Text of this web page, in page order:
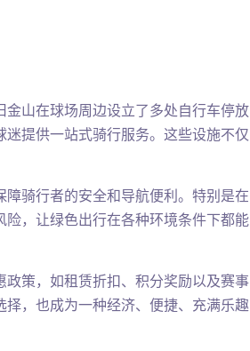
山在球场周边设立了多处自行车停放
提供一站式骑行服务。这些设施不仅
骑行者的安全和导航便利。特别是在
，让绿色出行在各种环境条件下都能
策，如租赁折扣、积分奖励以及赛事
，也成为一种经济、便捷、充满乐趣